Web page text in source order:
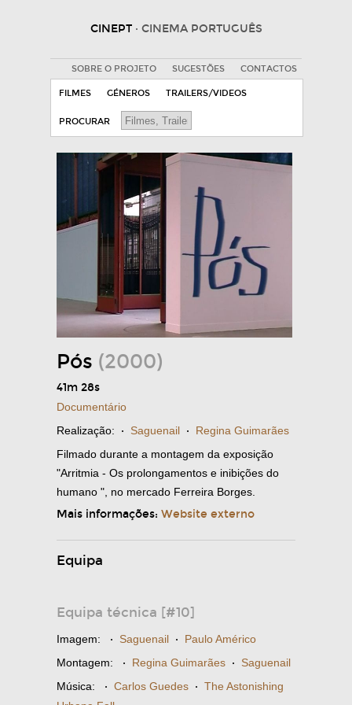
CINEPT · CINEMA PORTUGUÊS
SOBRE O PROJETO SUGESTÕES CONTACTOS
FILMES GÉNEROS TRAILERS/VIDEOS
PROCURAR
Pós (2000)
41m 28s
Documentário
Realização: · Saguenail · Regina Guimarães
Filmado durante a montagem da exposição
"Arritmia - Os prolongamentos e inibições do
humano ", no mercado Ferreira Borges.
Mais informações: Website externo
Equipa
Equipa técnica [#10]
Imagem: · Saguenail · Paulo Américo
Montagem: · Regina Guimarães · Saguenail
Música: · Carlos Guedes · The Astonishing